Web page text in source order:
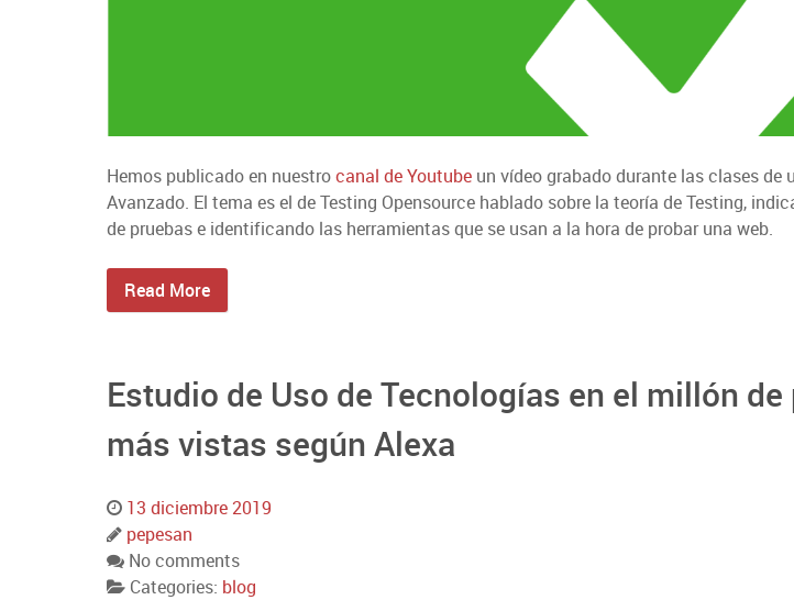
Hemos publicado en nuestrocanal de Youtube un vídeo grabado durante las clases de
Avanzado. El tema es el de Testing Opensource hablado sobre la teoría de Testing,
de pruebas e identificando las herramientas que se usan a la hora de probar una web.
Read More
Estudio de Uso de Tecnologías en el millón
más vistas según Alexa
13 diciembre 2019
pepesan
No comments
Categories: blog